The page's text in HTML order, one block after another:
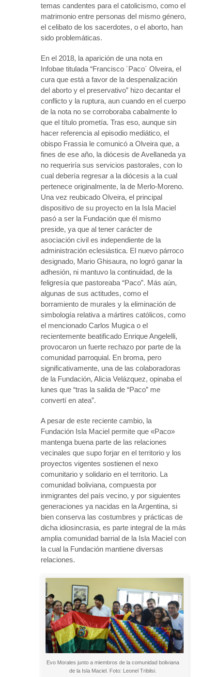
temas candentes para el catolicismo, como el
matrimonio entre personas del mismo género,
el celibato de los sacerdotes, o el aborto, han
sido problemáticas.
En el 2018, la aparición de una nota en
Infobae titulada “Francisco ´Paco´ Olveira, el
cura que está a favor de la despenalización
del aborto y el preservativo” hizo decantar el
conflicto y la ruptura, aun cuando en el cuerpo
de la nota no se corroboraba cabalmente lo
que el título prometía. Tras eso, aunque sin
hacer referencia al episodio mediático, el
obispo Frassia le comunicó a Olveira que, a
fines de ese año, la diócesis de Avellaneda ya
no requeriría sus servicios pastorales, con lo
cual debería regresar a la diócesis a la cual
pertenece originalmente, la de Merlo-Moreno.
Una vez reubicado Olveira, el principal
dispositivo de su proyecto en la Isla Maciel
pasó a ser la Fundación que él mismo
preside, ya que al tener carácter de
asociación civil es independiente de la
administración eclesiástica. El nuevo párroco
designado, Mario Ghisaura, no logró ganar la
adhesión, ni mantuvo la continuidad, de la
feligresía que pastoreaba “Paco”. Más aún,
algunas de sus actitudes, como el
borramiento de murales y la eliminación de
simbología relativa a mártires católicos, como
el mencionado Carlos Mugica o el
recientemente beatificado Enrique Angelelli,
provocaron un fuerte rechazo por parte de la
comunidad parroquial. En broma, pero
significativamente, una de las colaboradoras
de la Fundación, Alicia Velázquez, opinaba el
lunes que “tras la salida de “Paco” me
convertí en atea”.
A pesar de este reciente cambio, la
Fundación Isla Maciel permite que «Paco»
mantenga buena parte de las relaciones
vecinales que supo forjar en el territorio y los
proyectos vigentes sostienen el nexo
comunitario y solidario en el territorio. La
comunidad boliviana, compuesta por
inmigrantes del país vecino, y por siguientes
generaciones ya nacidas en la Argentina, si
bien conserva las costumbres y prácticas de
dicha idiosincrasia, es parte integral de la más
amplia comunidad barrial de la Isla Maciel con
la cual la Fundación mantiene diversas
relaciones.
Evo Morales junto a miembros de la comunidad boliviana
de la Isla Maciel. Foto: Leonel Tribilsi.